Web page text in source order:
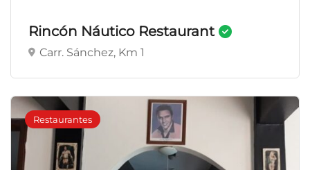
Rincón Náutico Restaurant
Carr. Sánchez, Km 1
Restaurantes